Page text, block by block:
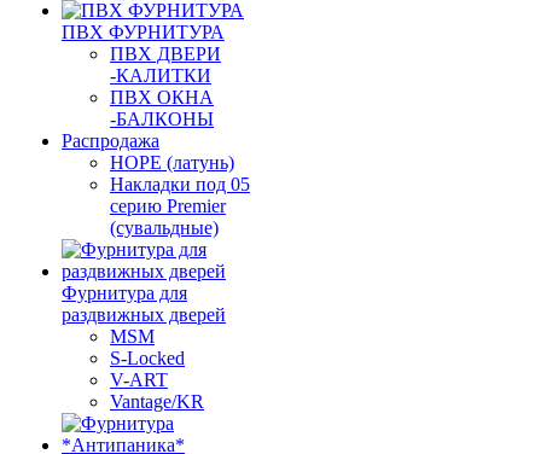
ПВХ ФУРНИТУРА
ПВХ ДВЕРИ
-КАЛИТКИ
ПВХ ОКНА
-БАЛКОНЫ
Распродажа
HOPE (латунь)
Накладки под 05
серию Premier
(сувальдные)
Фурнитура для
раздвижных дверей
MSM
S-Locked
V-ART
Vantage/KR